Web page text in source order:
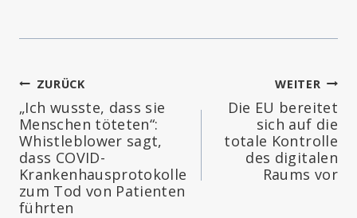
Beitragsnavigation
ZURÜCK
„Ich wusste, dass sie
Menschen töteten“:
Whistleblower sagt,
dass COVID-
Krankenhausprotokolle
zum Tod von Patienten
führten
WEITER
Die EU bereitet
sich auf die
totale Kontrolle
des digitalen
Raums vor